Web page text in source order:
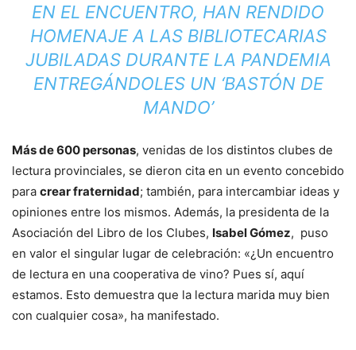
EN EL ENCUENTRO, HAN RENDIDO
HOMENAJE A LAS BIBLIOTECARIAS
JUBILADAS DURANTE LA PANDEMIA
ENTREGÁNDOLES UN ‘BASTÓN DE
MANDO’
Más de 600 personas, venidas de los distintos clubes de
lectura provinciales, se dieron cita en un evento concebido
para crear fraternidad; también, para intercambiar ideas y
opiniones entre los mismos. Además, la presidenta de la
Asociación del Libro de los Clubes, Isabel Gómez, puso
en valor el singular lugar de celebración: «¿Un encuentro
de lectura en una cooperativa de vino? Pues sí, aquí
estamos. Esto demuestra que la lectura marida muy bien
con cualquier cosa», ha manifestado.